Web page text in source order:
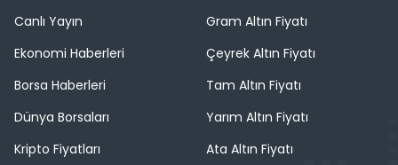
Canlı Yayın
Ekonomi Haberleri
Borsa Haberleri
Dünya Borsaları
Kripto Fiyatları
Gram Altın Fiyatı
Çeyrek Altın Fiyatı
Tam Altın Fiyatı
Yarım Altın Fiyatı
Ata Altın Fiyatı